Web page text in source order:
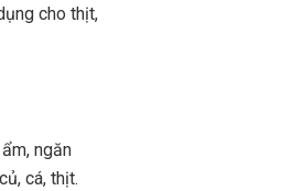
cho thịt,
ngăn
cá, thịt.